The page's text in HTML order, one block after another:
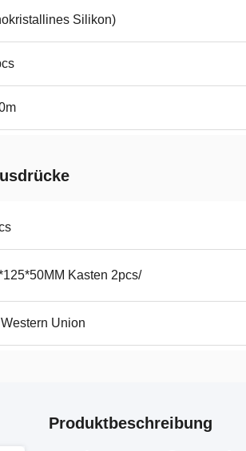
Silikon)
Kasten 2pcs/
Union
Produktbeschreibung